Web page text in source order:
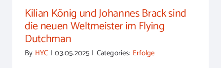
Kilian König und Johannes Brack sind
die neuen Weltmeister im Flying
Dutchman
By HYC | 03.05.2025 | Categories: Erfolge